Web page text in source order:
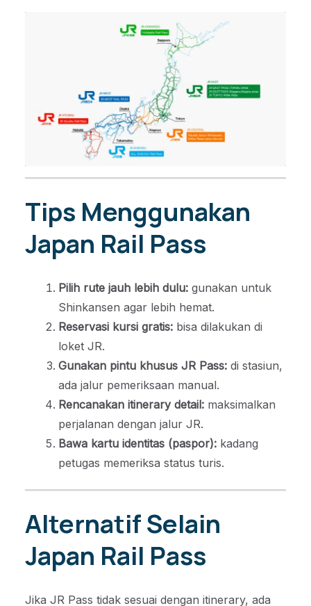
Tips Menggunakan
Japan Rail Pass
Pilih rute jauh lebih dulu: gunakan untuk
Shinkansen agar lebih hemat.
Reservasi kursi gratis: bisa dilakukan di
loket JR.
Gunakan pintu khusus JR Pass: di stasiun,
ada jalur pemeriksaan manual.
Rencanakan itinerary detail: maksimalkan
perjalanan dengan jalur JR.
Bawa kartu identitas (paspor): kadang
petugas memeriksa status turis.
Alternatif Selain
Japan Rail Pass
Jika JR Pass tidak sesuai dengan itinerary, ada